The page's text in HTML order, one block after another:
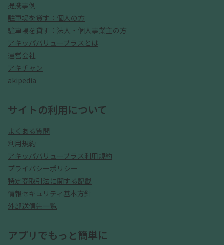
提携事例
駐車場を貸す：個人の方
駐車場を貸す：法人・個人事業主の方
アキッパバリュープラスとは
運営会社
アキチャン
akipedia
サイトの利用について
よくある質問
利用規約
アキッパバリュープラス利用規約
プライバシーポリシー
特定商取引法に関する記載
情報セキュリティ基本方針
外部送信先一覧
アプリでもっと簡単に